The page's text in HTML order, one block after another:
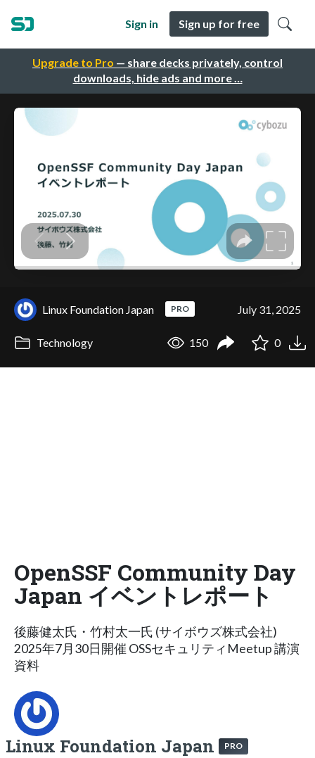
Upgrade to Pro — share decks privately, control
downloads, hide ads and more …
Sign in Sign up for free
Linux Foundation Japan PRO July 31, 2025
Technology 150 0
OpenSSF Community Day
Japan イベントレポート
後藤健太氏・竹村太一氏 (サイボウズ株式会社)
2025年7月30日開催 OSSセキュリティMeetup 講演
資料
Linux Foundation Japan PRO